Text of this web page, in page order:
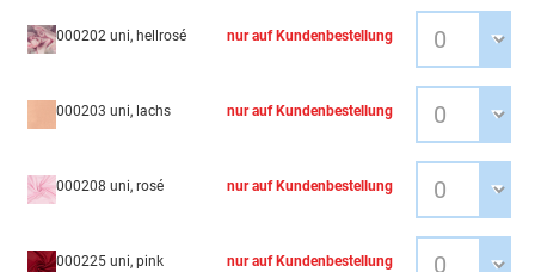
000202 uni, hellrosé nur auf Kundenbestellung
000203 uni, lachs nur auf Kundenbestellung
000208 uni, rosé nur auf Kundenbestellung
000225 uni, pink nur auf Kundenbestellung